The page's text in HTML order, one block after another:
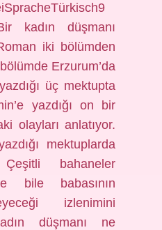
kadın düşmanı
iki bölümden
Erzurum’da
üç mektupta
yazdığı on bir
olayları anlatıyor.
mektuplarda
bahaneler
bile babasının
izlenimini
düşmanı ne